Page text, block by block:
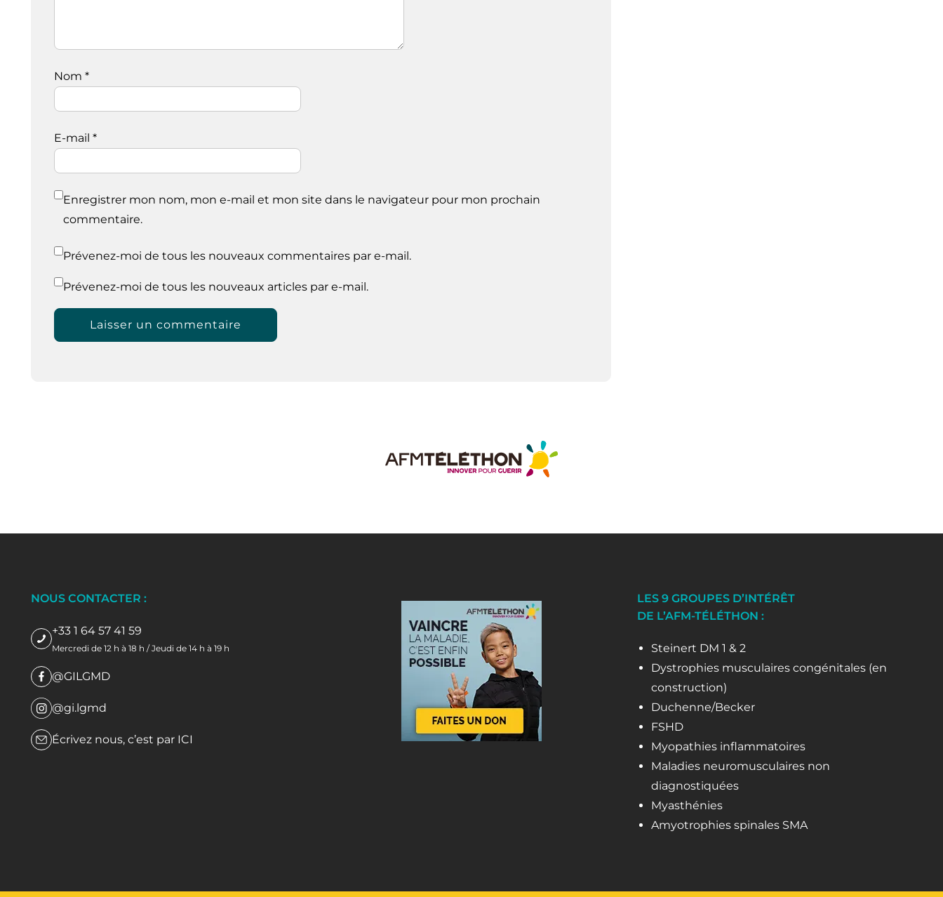
Nom *
E-mail *
Enregistrer mon nom, mon e-mail et mon site dans le navigateur pour mon prochain
commentaire.
Prévenez-moi de tous les nouveaux commentaires par e-mail.
Prévenez-moi de tous les nouveaux articles par e-mail.
NOUS CONTACTER :
+33 1 64 57 41 59
Mercredi de 12 h à 18 h / Jeudi de 14 h à 19 h
@GILGMD
@gi.lgmd
Écrivez nous, c’est par ICI
LES 9 GROUPES D’INTÉRÊT
DE L’AFM-TÉLÉTHON :
Steinert DM 1 & 2
Dystrophies musculaires congénitales (en
construction)
Duchenne/Becker
FSHD
Myopathies inflammatoires
Maladies neuromusculaires non
diagnostiquées
Myasthénies
Amyotrophies spinales SMA